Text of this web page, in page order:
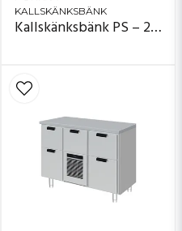
KALLSKÄNKSBÄNK
Kallskänksbänk PS – 2060 mm